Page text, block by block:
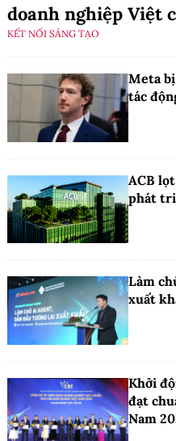
doanh nghiệp Việt
KẾT NỐI SÁNG TẠO
Meta
tác
ACB
phát
Làm
xuất
Khởi
đạt
Nam